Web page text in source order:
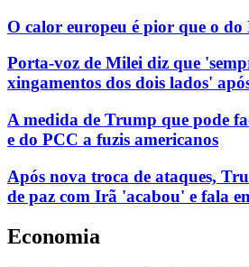
O calor europeu é pior que o do
Porta-voz de Milei diz que
xingamentos dos dois lados'
A medida de Trump que pode
e do PCC a fuzis americanos
Após nova troca de ataques,
de paz com Irã 'acabou' e fala
Economia